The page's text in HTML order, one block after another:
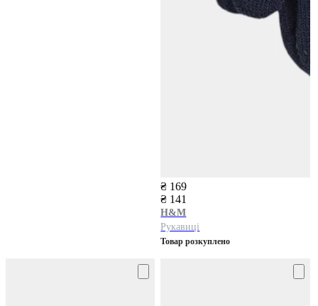
₴ 169
₴ 141
H&M
Рукавиці
Товар розкуплено